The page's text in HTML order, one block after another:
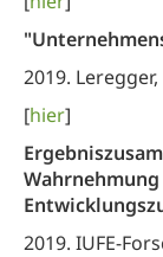
2019.
[hier]
2019. IUFE-